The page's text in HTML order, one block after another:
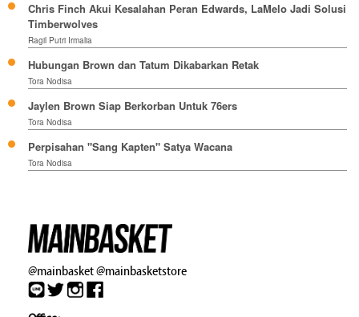
Chris Finch Akui Kesalahan Peran Edwards, LaMelo Jadi Solusi
Timberwolves
Ragil Putri Irmalia
Hubungan Brown dan Tatum Dikabarkan Retak
Tora Nodisa
Jaylen Brown Siap Berkorban Untuk 76ers
Tora Nodisa
Perpisahan "Sang Kapten" Satya Wacana
Tora Nodisa
@mainbasket@mainbasketstore